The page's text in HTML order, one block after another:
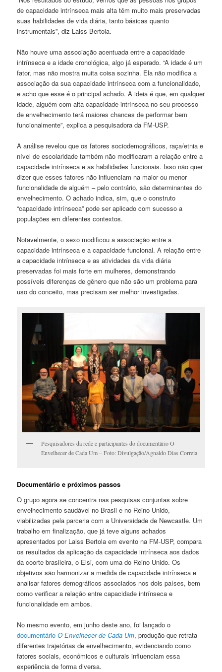
de capacidade intrínseca mais alta têm muito mais preservadas
suas habilidades de vida diária, tanto básicas quanto
instrumentais”, diz Laiss Bertola.
Não houve uma associação acentuada entre a capacidade
intrínseca e a idade cronológica, algo já esperado. “A idade é um
fator, mas não mostra muita coisa sozinha. Ela não modifica a
associação da sua capacidade intrínseca com a funcionalidade,
e acho que esse é o principal achado. A ideia é que, em qualquer
idade, alguém com alta capacidade intrínseca no seu processo
de envelhecimento terá maiores chances de performar bem
funcionalmente”, explica a pesquisadora da FM-USP.
A análise revelou que os fatores sociodemográficos, raça/etnia e
nível de escolaridade também não modificaram a relação entre a
capacidade intrínseca e as habilidades funcionais. Isso não quer
dizer que esses fatores não influenciam na maior ou menor
funcionalidade de alguém – pelo contrário, são determinantes do
envelhecimento. O achado indica, sim, que o construto
“capacidade intrínseca” pode ser aplicado com sucesso a
populações em diferentes contextos.
Notavelmente, o sexo modificou a associação entre a
capacidade intrínseca e a capacidade funcional. A relação entre
a capacidade intrínseca e as atividades da vida diária
preservadas foi mais forte em mulheres, demonstrando
possíveis diferenças de gênero que não são um problema para
uso do conceito, mas precisam ser melhor investigadas.
Pesquisadores da rede e participantes do documentário O
Envelhecer de Cada Um – Foto: Divulgação/Agnaldo Dias Correia
Documentário e próximos passos
O grupo agora se concentra nas pesquisas conjuntas sobre
envelhecimento saudável no Brasil e no Reino Unido,
viabilizadas pela parceria com a Universidade de Newcastle. Um
trabalho em finalização, que já teve alguns achados
apresentados por Laiss Bertola em evento na FM-USP, compara
os resultados da aplicação da capacidade intrínseca aos dados
da coorte brasileira, o Elsi, com uma do Reino Unido. Os
objetivos são harmonizar a medida de capacidade intrínseca e
analisar fatores demográficos associados nos dois países, bem
como verificar a relação entre capacidade intrínseca e
funcionalidade em ambos.
No mesmo evento, em junho deste ano, foi lançado o
documentárioO Envelhecer de Cada Um, produção que retrata
diferentes trajetórias de envelhecimento, evidenciando como
fatores sociais, econômicos e culturais influenciam essa
experiência de forma diversa.